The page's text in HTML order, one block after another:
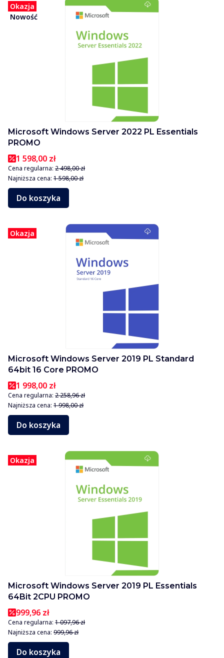
Okazja
Nowość
Microsoft Windows Server 2022 PL Essentials
PROMO
1 598,00 zł
Cena regularna: 2 498,00 zł
Najniższa cena: 1 598,00 zł
Do koszyka
Okazja
Microsoft Windows Server 2019 PL Standard
64bit 16 Core PROMO
1 998,00 zł
Cena regularna: 2 258,96 zł
Najniższa cena: 1 998,00 zł
Do koszyka
Okazja
Microsoft Windows Server 2019 PL Essentials
64Bit 2CPU PROMO
999,96 zł
Cena regularna: 1 097,96 zł
Najniższa cena: 999,96 zł
Do koszyka